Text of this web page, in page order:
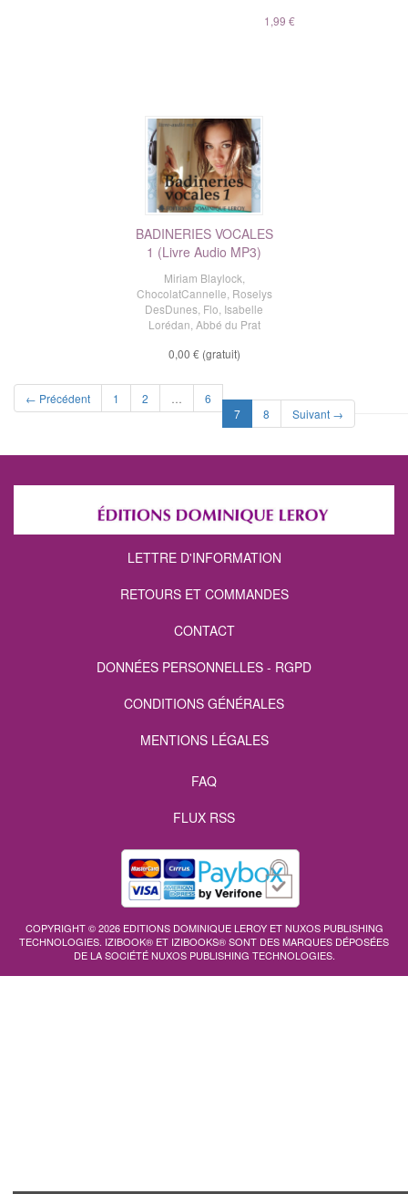
1,99 €
BADINERIES VOCALES
1 (Livre Audio MP3)
Miriam Blaylock
ChocolatCannelle Roselys
DesDunes Flo Isabelle
Lorédan Abbé du Prat
0,00 € (gratuit)
← Précédent 1 2
6
7(current)
8 Suivant →
LETTRE D'INFORMATION
RETOURS ET COMMANDES
CONTACT
DONNÉES PERSONNELLES - RGPD
CONDITIONS GÉNÉRALES
MENTIONS LÉGALES
FAQ
FLUX RSS
COPYRIGHT © 2026 EDITIONS DOMINIQUE LEROY ET NUXOS PUBLISHING
TECHNOLOGIES. IZIBOOK® ET IZIBOOKS®SONT DES MARQUES DÉPOSÉES
DE LA SOCIÉTÉNUXOS PUBLISHING TECHNOLOGIES.